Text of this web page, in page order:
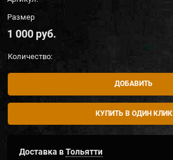
Размер
1 000 руб.
Количество:
ДОБАВИТЬ
КУПИТЬ В ОДИН КЛИК
Доставка вТольятти